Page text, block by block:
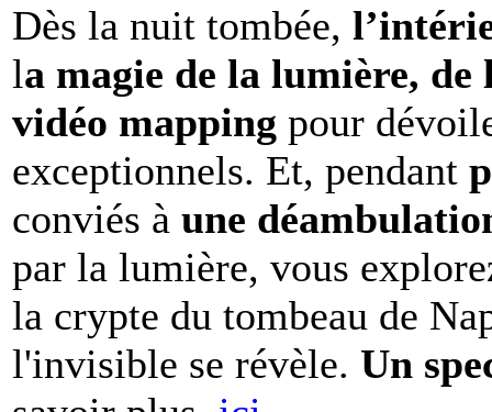
Dès la nuit tombée,
la magie de la lumière,
vidéo mapping pour
exceptionnels. Et, pendant
conviés à une
par la lumière, vous
la crypte du tombeau de
l'invisible se révèle. Un